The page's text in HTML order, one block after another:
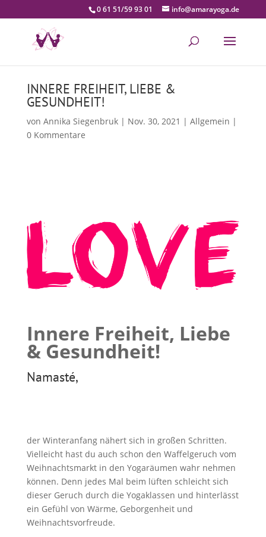
0 61 51/59 93 01 info@amarayoga.de
INNERE FREIHEIT, LIEBE &
GESUNDHEIT!
von Annika Siegenbruk| Nov. 30, 2021 | Allgemein |
0 Kommentare
Innere Freiheit, Liebe
& Gesundheit!
Namasté,
der Winteranfang nähert sich in großen Schritten.
Vielleicht hast du auch schon den Waffelgeruch vom
Weihnachtsmarkt in den Yogaräumen wahr nehmen
können. Denn jedes Mal beim lüften schleicht sich
dieser Geruch durch die Yogaklassen und hinterlässt
ein Gefühl von Wärme, Geborgenheit und
Weihnachtsvorfreude.